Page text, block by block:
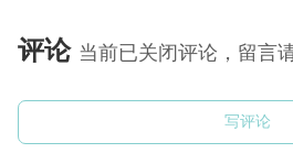
评论 当前已关闭评论，留言请
写评论